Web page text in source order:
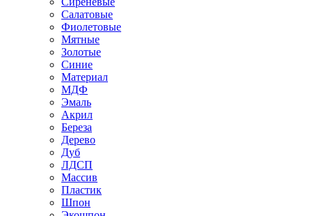
Салатовые
Фиолетовые
Мятные
Золотые
Синие
Материал
МДФ
Эмаль
Акрил
Береза
Дерево
Дуб
ЛДСП
Массив
Пластик
Шпон